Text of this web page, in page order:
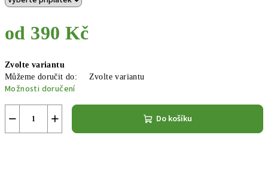
od 390 Kč
cena:
Zvolte variantu
Můžeme doručit do:
Zvolte variantu
Možnosti doručení
+
− Do košíku